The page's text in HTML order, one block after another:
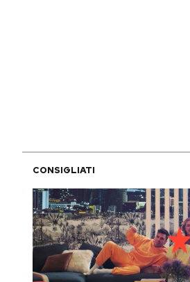
SHOP
CALENDARIO
AREA PERSONALE
Area Personale
CONSIGLIATI